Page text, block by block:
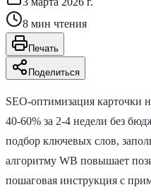
8 мин чтения
Печать
Поделиться
SEO-оптимизация карточки
40-60% за 2-4 недели без
подбор ключевых слов,
алгоритму WB повышает
пошаговая инструкция с